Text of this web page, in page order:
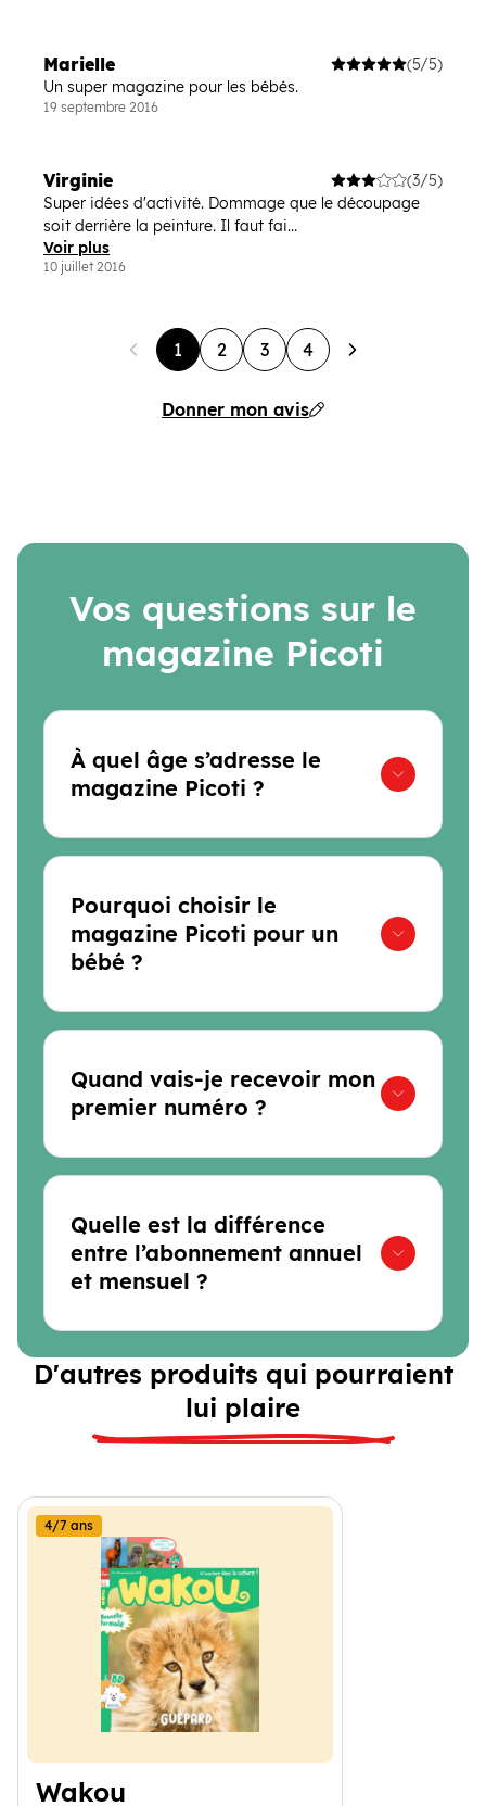
Marielle
(5/5)
Un super magazine pour les bébés.
19 septembre 2016
Virginie
(3/5)
Super idées d'activité. Dommage que le découpage
soit derrière la peinture. Il faut fai...
Voir plus
10 juillet 2016
1 2 3 4
Donner mon avis
Vos questions sur le
magazine Picoti
À quel âge s’adresse le
magazine Picoti ?
Pourquoi choisir le
magazine Picoti pour un
bébé ?
Quand vais-je recevoir mon
premier numéro ?
Quelle est la différence
entre l’abonnement annuel
et mensuel ?
D'autres produits qui pourraient
lui plaire
Wakou
4/7 ans